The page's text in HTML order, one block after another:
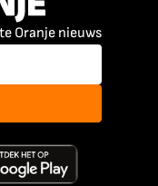
Oranje nieuws